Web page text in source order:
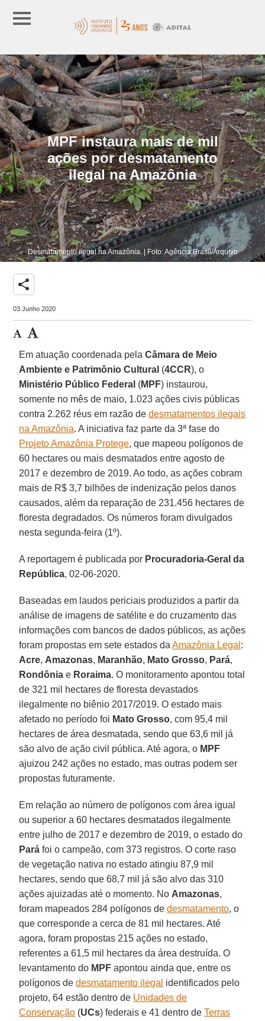
MPF instaura mais de mil
ações por desmatamento
ilegal na Amazônia
Desmatamento ilegal na Amazônia. | Foto: Agência Brasil/Arquivo
share
03 Junho 2020
Em atuação coordenada pelaCâmara de Meio
Ambiente e Patrimônio Cultural (4CCR), o
Ministério Público Federal (MPF) instaurou,
somente no mês de maio, 1.023 ações civis públicas
contra 2.262 réus em razão dedesmatamentos ilegais
na Amazônia. A iniciativa faz parte da 3ª fase do
Projeto Amazônia Protege, que mapeou polígonos de
60 hectares ou mais desmatados entre agosto de
2017 e dezembro de 2019. Ao todo, as ações cobram
mais de R$ 3,7 bilhões de indenização pelos danos
causados, além da reparação de 231.456 hectares de
floresta degradados. Os números foram divulgados
nesta segunda-feira (1º).
A reportagem é publicada por Procuradoria-Geral da
República, 02-06-2020.
Baseadas em laudos periciais produzidos a partir da
análise de imagens de satélite e do cruzamento das
informações com bancos de dados públicos, as ações
foram propostas em sete estados daAmazônia Legal :
Acre, Amazonas, Maranhão, Mato Grosso, Pará,
Rondônia e Roraima. O monitoramento apontou total
de 321 mil hectares de floresta devastados
ilegalmente no biênio 2017/2019. O estado mais
afetado no período foi Mato Grosso, com 95,4 mil
hectares de área desmatada, sendo que 63,6 mil já
são alvo de ação civil pública. Até agora, o MPF
ajuizou 242 ações no estado, mas outras podem ser
propostas futuramente.
Em relação ao número de polígonos com área igual
ou superior a 60 hectares desmatados ilegalmente
entre julho de 2017 e dezembro de 2019, o estado do
Pará foi o campeão, com 373 registros. O corte raso
de vegetação nativa no estado atingiu 87,9 mil
hectares, sendo que 68,7 mil já são alvo das 310
ações ajuizadas até o momento. No Amazonas,
foram mapeados 284 polígonos dedesmatamento, o
que corresponde a cerca de 81 mil hectares. Até
agora, foram propostas 215 ações no estado,
referentes a 61,5 mil hectares da área destruída. O
levantamento do MPF apontou ainda que, entre os
polígonos dedesmatamento ilegal identificados pelo
projeto, 64 estão dentro de Unidades de
Conservação (UCs) federais e 41 dentro deTerras